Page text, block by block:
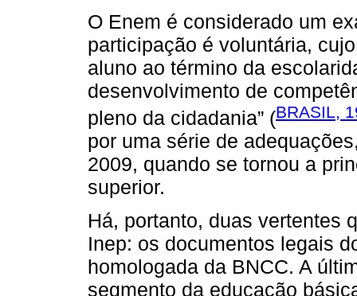
O Enem é considerado um
participação é voluntária,
aluno ao término da
desenvolvimento de
pleno da cidadania” (BRASIL,
por uma série de
2009, quando se tornou a
superior.
Há, portanto, duas vertentes
Inep: os documentos legais
homologada da BNCC. A
segmento da educação